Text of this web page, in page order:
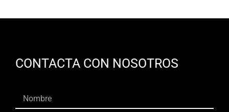
CONTACTA CON NOSOTROS